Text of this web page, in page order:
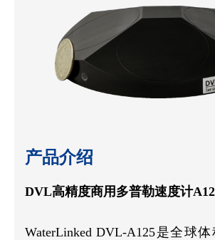
产品介绍
DVL高精度商用多普勒速度计
WaterLinked DVL-A125是全球